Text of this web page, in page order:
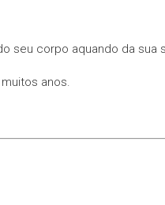
seu corpo aquando da sua
anos.